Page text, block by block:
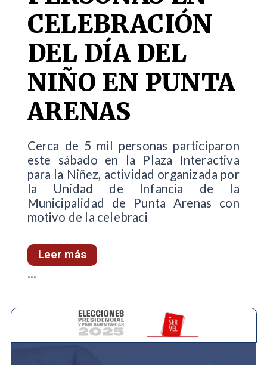
CELEBRACIÓN
DEL DÍA DEL
NIÑO EN PUNTA
ARENAS
Cerca de 5 mil personas participaron
este sábado en la Plaza Interactiva
para la Niñez, actividad organizada por
la Unidad de Infancia de la
Municipalidad de Punta Arenas con
motivo de la celebraci
Leer más
...